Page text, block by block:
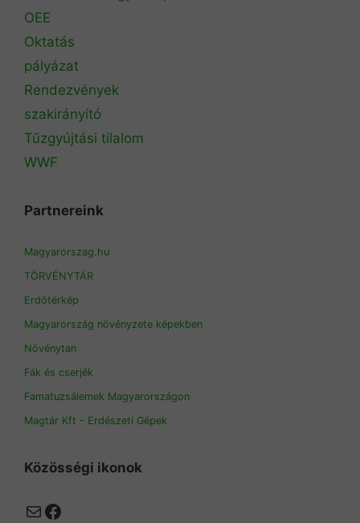
OEE
Oktatás
pályázat
Rendezvények
szakirányító
Tűzgyújtási tilalom
WWF
Partnereink
Magyarorszag.hu
TÖRVÉNYTÁR
Erdőtérkép
Magyarország növényzete képekben
Növénytan
Fák és cserjék
Famatuzsálemek Magyarországon
Magtár Kft - Erdészeti Gépek
Közösségi ikonok
MailFacebook